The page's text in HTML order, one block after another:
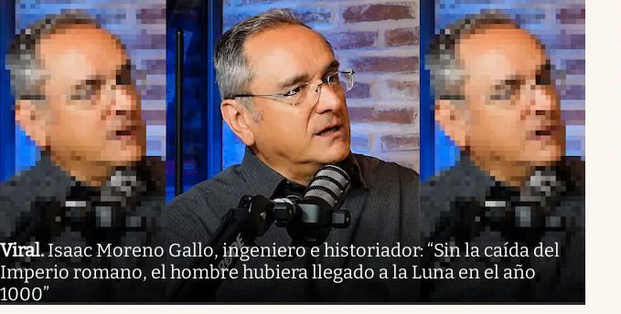
Viral.Isaac Moreno Gallo, ingeniero e historiador: “Sin la caída del
Imperio romano, el hombre hubiera llegado a la Luna en el año
1000”